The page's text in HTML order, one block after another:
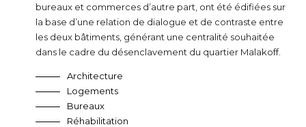
bureaux et commerces d’autre part, ont été édifiées sur
la base d’une relation de dialogue et de contraste entre
les deux bâtiments, générant une centralité souhaitée
dans le cadre du désenclavement du quartier Malakoff.
Architecture
Logements
Bureaux
Réhabilitation